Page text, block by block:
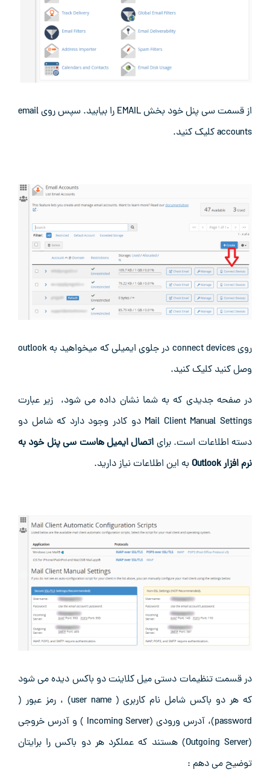
از قسمت سی پنل خود بخش EMAIL را بیابید. سپس روی email
accounts کلیک کنید.
روی connect devices در جلوی ایمیلی که میخواهید به outlook
وصل کنید کلیک کنید.
در صفحه جدیدی که به شما نشان داده می شود، زیر عبارت
Mail Client Manual Settings دو کادر وجود دارد که شامل دو
دسته اطلاعات است. برای اتصال ایمیل هاست سی پنل خود به
نرم افزار Outlook
به این اطلاعات نیاز دارید.
در قسمت تنظیمات دستی میل کلاینت دو باکس دیده می شود
که هر دو باکس شامل نام کاربری ( user name) ، رمز عبور (
password)، آدرس ورودی (Incoming Server ) و آدرس خروجی
(Outgoing Server) هستند که عملکرد هر دو باکس را برایتان
توضیح می دهم :